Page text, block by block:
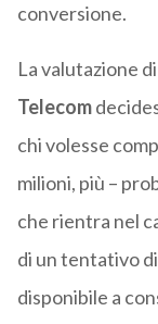
conversione.
La valutazione di
Telecom
chi volesse
milioni, più –
che rientra nel
di un tentativo
disponibile a